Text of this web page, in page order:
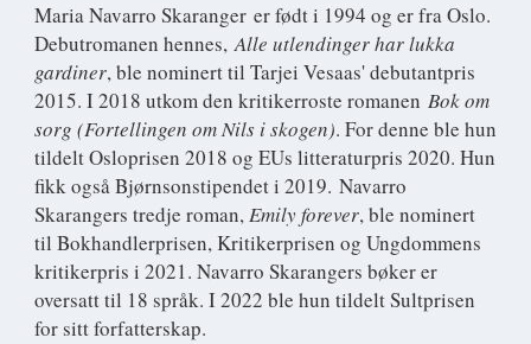
Maria Navarro Skaranger er født i 1994 og er fra Oslo.
Debutromanen hennes,Alle utlendinger har lukka
gardiner, ble nominert til Tarjei Vesaas' debutantpris
2015. I 2018 utkom den kritikerroste romanen Bok om
sorg (Fortellingen om Nils i skogen). For denne ble hun
tildelt Osloprisen 2018 og EUs litteraturpris 2020. Hun
fikk også Bjørnsonstipendet i 2019. Navarro
Skarangers tredje roman,Emily forever, ble nominert
til Bokhandlerprisen, Kritikerprisen og Ungdommens
kritikerpris i 2021. Navarro Skarangers bøker er
oversatt til 18 språk. I 2022 ble hun tildelt Sultprisen
for sitt forfatterskap.